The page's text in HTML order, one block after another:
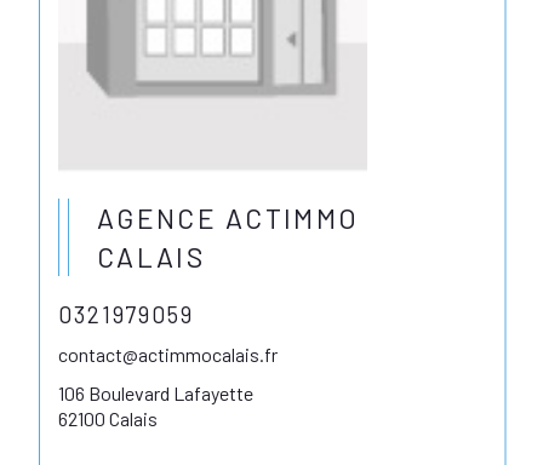
AGENCE ACTIMMO
CALAIS
0321979059
contact@actimmocalais.fr
106 Boulevard Lafayette
62100 Calais